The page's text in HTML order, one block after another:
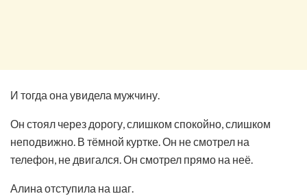
И тогда она увидела мужчину.
Он стоял через дорогу, слишком спокойно, слишком
неподвижно. В тёмной куртке. Он не смотрел на
телефон, не двигался. Он смотрел прямо на неё.
Алина отступила на шаг.